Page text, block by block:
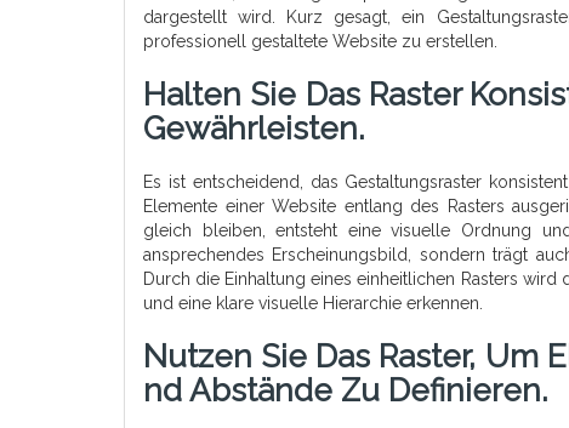
dargestellt wird. Kurz gesagt, ein
professionell gestaltete Website zu erstellen.
Halten Sie Das Raster
Gewährleisten.
Es ist entscheidend, das Gestaltungsraster
Elemente einer Website entlang des Rasters
gleich bleiben, entsteht eine visuelle Ordnung
ansprechendes Erscheinungsbild, sondern trägt
Durch die Einhaltung eines einheitlichen Rasters
und eine klare visuelle Hierarchie erkennen.
Nutzen Sie Das Raster, Um
Nd Abstände Zu Definieren.